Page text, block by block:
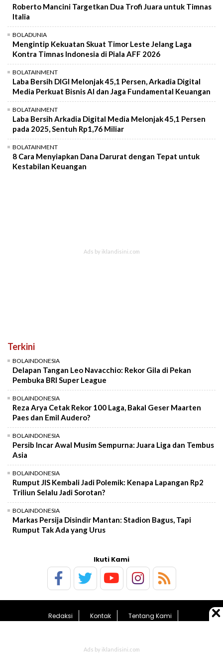
Roberto Mancini Targetkan Dua Trofi Juara untuk Timnas
Italia
BOLADUNIA
Mengintip Kekuatan Skuat Timor Leste Jelang Laga
Kontra Timnas Indonesia di Piala AFF 2026
BOLATAINMENT
Laba Bersih DIGI Melonjak 45,1 Persen, Arkadia Digital
Media Perkuat Bisnis AI dan Jaga Fundamental Keuangan
BOLATAINMENT
Laba Bersih Arkadia Digital Media Melonjak 45,1 Persen
pada 2025, Sentuh Rp1,76 Miliar
BOLATAINMENT
8 Cara Menyiapkan Dana Darurat dengan Tepat untuk
Kestabilan Keuangan
Terkini
BOLAINDONESIA
Delapan Tangan Leo Navacchio: Rekor Gila di Pekan
Pembuka BRI Super League
BOLAINDONESIA
Reza Arya Cetak Rekor 100 Laga, Bakal Geser Maarten
Paes dan Emil Audero?
BOLAINDONESIA
Persib Incar Awal Musim Sempurna: Juara Liga dan Tembus
Asia
BOLAINDONESIA
Rumput JIS Kembali Jadi Polemik: Kenapa Lapangan Rp2
Triliun Selalu Jadi Sorotan?
BOLAINDONESIA
Markas Persija Disindir Mantan: Stadion Bagus, Tapi
Rumput Tak Ada yang Urus
Ikuti Kami
Redaksi Kontak
Tentang Kami